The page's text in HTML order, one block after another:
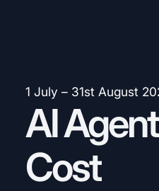
1 July – 31st August
AI
Cost